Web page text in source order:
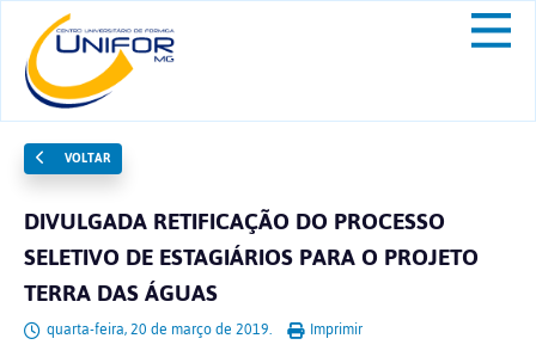
VOLTAR
DIVULGADA RETIFICAÇÃO DO PROCESSO
SELETIVO DE ESTAGIÁRIOS PARA O PROJETO
TERRA DAS ÁGUAS
quarta-feira, 20 de março de 2019. Imprimir